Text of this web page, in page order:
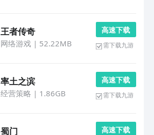
王者传奇
网络游戏| 52.22MB
高 速 下 载
需下载九游
率土之滨
经营策略 | 1.86GB
高 速 下 载
需下载九游
蜀门 高 速 下 载